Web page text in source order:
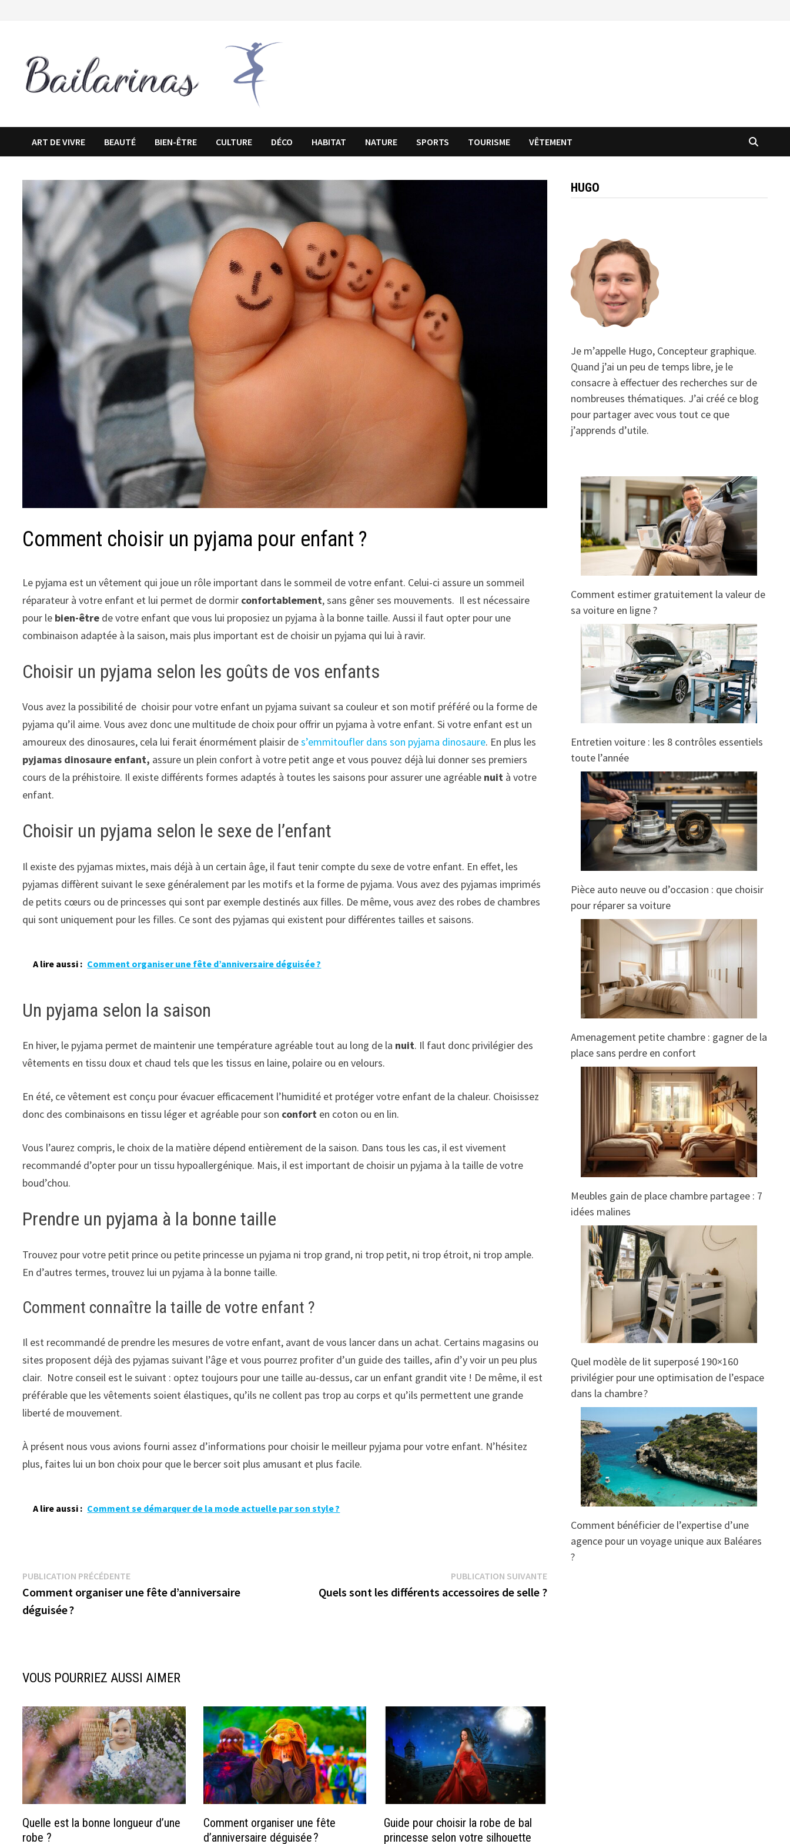
ART DE VIVRE BEAUTÉ BIEN-ÊTRE CULTURE DÉCO HABITAT NATURE SPORTS TOURISME VÊTEMENT
Comment choisir un pyjama pour enfant ?
Le pyjama est un vêtement qui joue un rôle important dans le sommeil de votre enfant. Celui-ci assure un sommeil
réparateur à votre enfant et lui permet de dormir confortablement, sans gêner ses mouvements. Il est nécessaire
pour le bien-être de votre enfant que vous lui proposiez un pyjama à la bonne taille. Aussi il faut opter pour une
combinaison adaptée à la saison, mais plus important est de choisir un pyjama qui lui à ravir.
Choisir un pyjama selon les goûts de vos enfants
Vous avez la possibilité de choisir pour votre enfant un pyjama suivant sa couleur et son motif préféré ou la forme de
pyjama qu’il aime. Vous avez donc une multitude de choix pour offrir un pyjama à votre enfant. Si votre enfant est un
amoureux des dinosaures, cela lui ferait énormément plaisir des’emmitoufler dans son pyjama dinosaure. En plus les
pyjamas dinosaure enfant, assure un plein confort à votre petit ange et vous pouvez déjà lui donner ses premiers
cours de la préhistoire. Il existe différents formes adaptés à toutes les saisons pour assurer une agréable nuit à votre
enfant.
Choisir un pyjama selon le sexe de l’enfant
Il existe des pyjamas mixtes, mais déjà à un certain âge, il faut tenir compte du sexe de votre enfant. En effet, les
pyjamas diffèrent suivant le sexe généralement par les motifs et la forme de pyjama. Vous avez des pyjamas imprimés
de petits cœurs ou de princesses qui sont par exemple destinés aux filles. De même, vous avez des robes de chambres
qui sont uniquement pour les filles. Ce sont des pyjamas qui existent pour différentes tailles et saisons.
A lire aussi : Comment organiser une fête d’anniversaire déguisée ?
Un pyjama selon la saison
En hiver, le pyjama permet de maintenir une température agréable tout au long de la nuit. Il faut donc privilégier des
vêtements en tissu doux et chaud tels que les tissus en laine, polaire ou en velours.
En été, ce vêtement est conçu pour évacuer efficacement l’humidité et protéger votre enfant de la chaleur. Choisissez
donc des combinaisons en tissu léger et agréable pour son confort en coton ou en lin.
Vous l’aurez compris, le choix de la matière dépend entièrement de la saison. Dans tous les cas, il est vivement
recommandé d’opter pour un tissu hypoallergénique. Mais, il est important de choisir un pyjama à la taille de votre
boud’chou.
Prendre un pyjama à la bonne taille
Trouvez pour votre petit prince ou petite princesse un pyjama ni trop grand, ni trop petit, ni trop étroit, ni trop ample.
En d’autres termes, trouvez lui un pyjama à la bonne taille.
Comment connaître la taille de votre enfant ?
Il est recommandé de prendre les mesures de votre enfant, avant de vous lancer dans un achat. Certains magasins ou
sites proposent déjà des pyjamas suivant l’âge et vous pourrez profiter d’un guide des tailles, afin d’y voir un peu plus
clair. Notre conseil est le suivant : optez toujours pour une taille au-dessus, car un enfant grandit vite ! De même, il est
préférable que les vêtements soient élastiques, qu’ils ne collent pas trop au corps et qu’ils permettent une grande
liberté de mouvement.
À présent nous vous avions fourni assez d’informations pour choisir le meilleur pyjama pour votre enfant. N’hésitez
plus, faites lui un bon choix pour que le bercer soit plus amusant et plus facile.
A lire aussi : Comment se démarquer de la mode actuelle par son style ?
Navigation
de
l’article
PUBLICATION PRÉCÉDENTEPublication
précédente :
Comment organiser une fête d’anniversaire
déguisée ?
PUBLICATION SUIVANTEPublication
suivante :
Quels sont les différents accessoires de selle ?
VOUS POURRIEZ AUSSI AIMER
Quelle est la bonne longueur d’une
robe ?
Comment organiser une fête
d’anniversaire déguisée ?
Guide pour choisir la robe de bal
princesse selon votre silhouette
HUGO
Je m’appelle Hugo, Concepteur graphique.
Quand j’ai un peu de temps libre, je le
consacre à effectuer des recherches sur de
nombreuses thématiques. J’ai créé ce blog
pour partager avec vous tout ce que
j’apprends d’utile.
Comment estimer gratuitement la valeur de
sa voiture en ligne ?
Entretien voiture : les 8 contrôles essentiels
toute l’année
Pièce auto neuve ou d’occasion : que choisir
pour réparer sa voiture
Amenagement petite chambre : gagner de la
place sans perdre en confort
Meubles gain de place chambre partagee : 7
idées malines
Quel modèle de lit superposé 190×160
privilégier pour une optimisation de l’espace
dans la chambre ?
Comment bénéficier de l’expertise d’une
agence pour un voyage unique aux Baléares
?